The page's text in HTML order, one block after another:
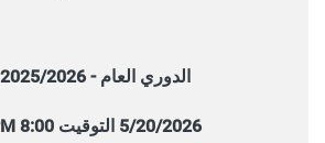
الدوري العام - 2025/2026
5/20/2026 التوقيت 8:00 PM